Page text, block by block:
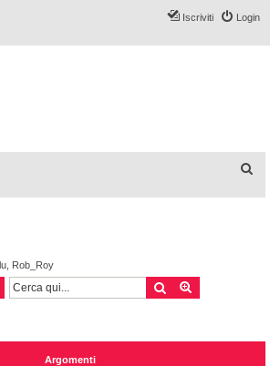
Login
Iscriviti
Rob_Roy
Cerca
Argomenti